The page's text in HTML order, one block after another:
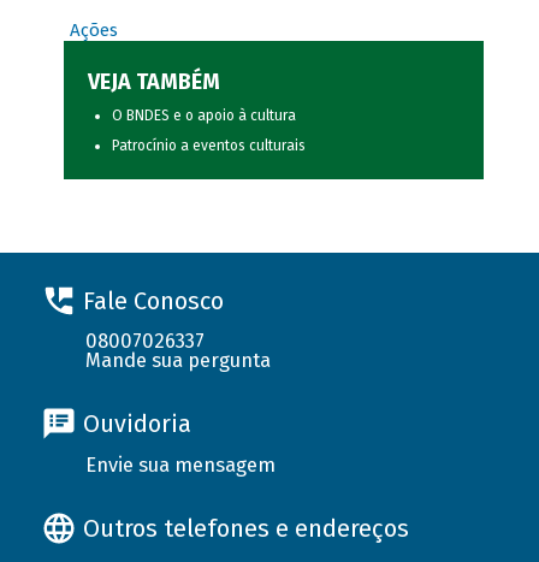
Ações
VEJA TAMBÉM
O BNDES e o apoio à cultura
Patrocínio a eventos culturais
Fale Conosco
08007026337
Mande sua pergunta
Ouvidoria
Envie sua mensagem
Outros telefones e endereços